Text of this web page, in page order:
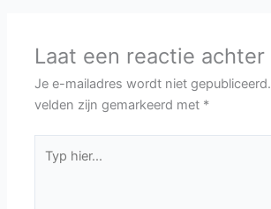
Laat een reactie achter
Je e-mailadres wordt niet gepubliceerd.
velden zijn gemarkeerd met *
hier...